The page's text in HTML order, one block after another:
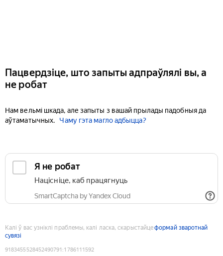
Пацвердзіце, што запыты адпраўлялі вы, а
не робат
Нам вельмі шкада, але запыты з вашай прылады падобныя да
аўтаматычных.
Чаму гэта магло адбыцца?
Я не робат
Націсніце, каб працягнуць
SmartCaptcha by Yandex Cloud
Калі ў вас узніклі праблемы, калі ласка, скарыстайцеформай зваротнай
сувязі
9183455528452490791 :1786111592